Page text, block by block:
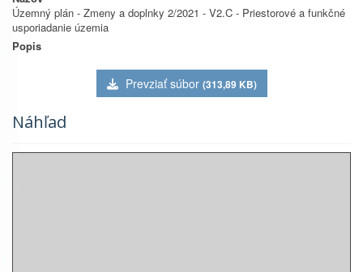
Územný plán - Zmeny a doplnky 2/2021 - V2.C - Priestorové a funkčné
usporiadanie územia
Popis
Prevziať súbor (313,89 KB)
Náhľad